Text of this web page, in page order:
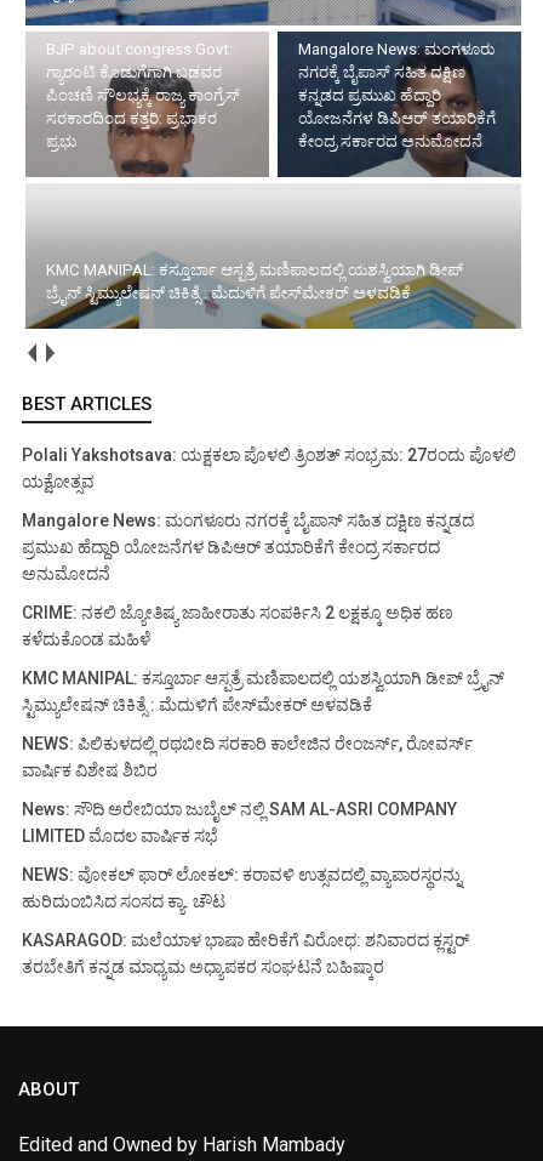
BJP about congress Govt:
ಗ್ಯಾರಂಟಿ ಕೊಡುಗೆಗಾಗಿ ಬಡವರ
ಪಿಂಚಣಿ ಸೌಲಭ್ಯಕ್ಕೆ ರಾಜ್ಯ ಕಾಂಗ್ರೆಸ್
ಸರಕಾರದಿಂದ ಕತ್ತರಿ: ಪ್ರಭಾಕರ
ಪ್ರಭು
Mangalore News: ಮಂಗಳೂರು
ನಗರಕ್ಕೆ ಬೈಪಾಸ್‌ ಸಹಿತ ದಕ್ಷಿಣ
ಕನ್ನಡದ ಪ್ರಮುಖ ಹೆದ್ದಾರಿ
ಯೋಜನೆಗಳ ಡಿಪಿಆರ್ ತಯಾರಿಕೆಗೆ
ಕೇಂದ್ರ ಸರ್ಕಾರದ ಅನುಮೋದನೆ
KMC MANIPAL: ಕಸ್ತೂರ್ಬಾ ಆಸ್ಪತ್ರೆ ಮಣಿಪಾಲದಲ್ಲಿ ಯಶಸ್ವಿಯಾಗಿ ಡೀಪ್
ಬ್ರೈನ್ ಸ್ಟಿಮ್ಯುಲೇಷನ್ ಚಿಕಿತ್ಸೆ : ಮೆದುಳಿಗೆ ಪೇಸ್‌ಮೇಕರ್ ಅಳವಡಿಕೆ
BEST ARTICLES
Polali Yakshotsava: ಯಕ್ಷಕಲಾ ಪೊಳಲಿ ತ್ರಿಂಶತ್ ಸಂಭ್ರಮ: 27ರಂದು ಪೊಳಲಿ
ಯಕ್ಷೋತ್ಸವ
Mangalore News: ಮಂಗಳೂರು ನಗರಕ್ಕೆ ಬೈಪಾಸ್‌ ಸಹಿತ ದಕ್ಷಿಣ ಕನ್ನಡದ
ಪ್ರಮುಖ ಹೆದ್ದಾರಿ ಯೋಜನೆಗಳ ಡಿಪಿಆರ್ ತಯಾರಿಕೆಗೆ ಕೇಂದ್ರ ಸರ್ಕಾರದ
ಅನುಮೋದನೆ
CRIME: ನಕಲಿ ಜ್ಯೋತಿಷ್ಯ ಜಾಹೀರಾತು ಸಂಪರ್ಕಿಸಿ 2 ಲಕ್ಷಕ್ಕೂ ಅಧಿಕ ಹಣ
ಕಳೆದುಕೊಂಡ ಮಹಿಳೆ
KMC MANIPAL: ಕಸ್ತೂರ್ಬಾ ಆಸ್ಪತ್ರೆ ಮಣಿಪಾಲದಲ್ಲಿ ಯಶಸ್ವಿಯಾಗಿ ಡೀಪ್ ಬ್ರೈನ್
ಸ್ಟಿಮ್ಯುಲೇಷನ್ ಚಿಕಿತ್ಸೆ : ಮೆದುಳಿಗೆ ಪೇಸ್‌ಮೇಕರ್ ಅಳವಡಿಕೆ
NEWS: ಪಿಲಿಕುಳದಲ್ಲಿ ರಥಬೀದಿ ಸರಕಾರಿ ಕಾಲೇಜಿನ ರೇಂಜರ್ಸ್, ರೋವರ್ಸ್
ವಾರ್ಷಿಕ ವಿಶೇಷ ಶಿಬಿರ
News: ಸೌದಿ ಅರೇಬಿಯಾ ಜುಬೈಲ್ ನಲ್ಲಿ SAM AL-ASRI COMPANY
LIMITED ಮೊದಲ ವಾರ್ಷಿಕ ಸಭೆ
NEWS: ವೋಕಲ್ ಫಾರ್ ಲೋಕಲ್: ಕರಾವಳಿ ಉತ್ಸವದಲ್ಲಿ ವ್ಯಾಪಾರಸ್ಥರನ್ನು
ಹುರಿದುಂಬಿಸಿದ ಸಂಸದ ಕ್ಯಾ. ಚೌಟ
KASARAGOD: ಮಲೆಯಾಳ ಭಾಷಾ ಹೇರಿಕೆಗೆ ವಿರೋಧ: ಶನಿವಾರದ ಕ್ಲಸ್ಟರ್
ತರಬೇತಿಗೆ ಕನ್ನಡ ಮಾಧ್ಯಮ ಅಧ್ಯಾಪಕರ ಸಂಘಟನೆ ಬಹಿಷ್ಕಾರ
ABOUT
Edited and Owned by Harish Mambady